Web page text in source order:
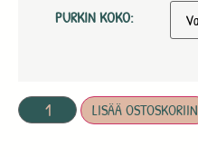
PURKIN KOKO:
LISÄÄ OSTOSKORIIN